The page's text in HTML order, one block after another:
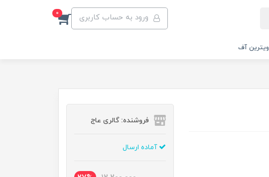
ورود به حساب کاربری 0
ویترین آف
فروشنده: گالری عاج
آماده ارسال